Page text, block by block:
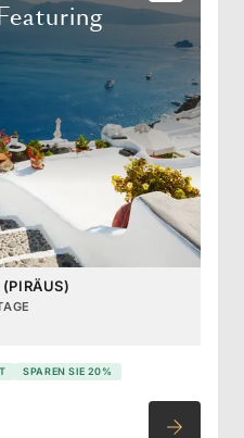
SPAREN SIE 20%